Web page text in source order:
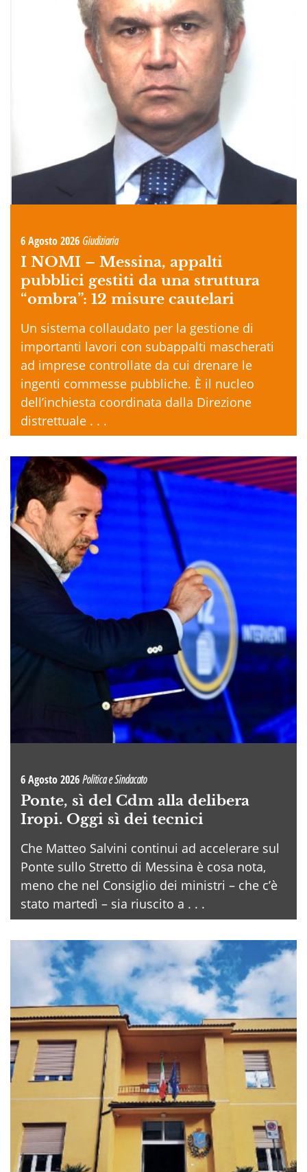
6 Agosto 2026 Giudiziaria
I NOMI – Messina, appalti
pubblici gestiti da una struttura
“ombra”: 12 misure cautelari
Un sistema collaudato per la gestione di
importanti lavori con subappalti mascherati
ad imprese controllate da cui drenare le
ingenti commesse pubbliche. È il nucleo
dell’inchiesta coordinata dalla Direzione
distrettuale . . .
6 Agosto 2026Politica e Sindacato
Ponte, sì del Cdm alla delibera
Iropi. Oggi sì dei tecnici
Che Matteo Salvini continui ad accelerare sul
Ponte sullo Stretto di Messina è cosa nota,
meno che nel Consiglio dei ministri – che c’è
stato martedì – sia riuscito a . . .